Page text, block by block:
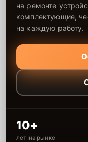
на ремонте
комплектующие,
на каждую работу.
10+
лет на рынке